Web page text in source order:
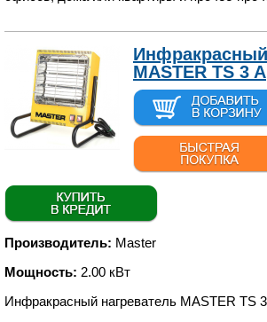
Инфракрасный
MASTER TS 3 A
Производитель: Master
Мощность: 2.00 кВт
Инфракрасный нагреватель MASTER TS